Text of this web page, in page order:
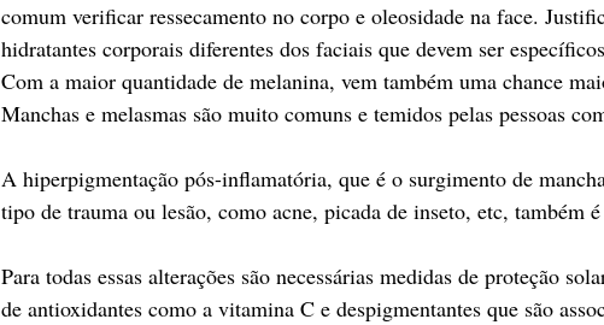
comum verificar ressecamento no corpo e oleosidade na face.
hidratantes corporais diferentes dos faciais que devem ser
Com a maior quantidade de melanina, vem também uma chance
Manchas e melasmas são muito comuns e temidos pelas pessoas
A hiperpigmentação pós-inflamatória, que é o surgimento de
tipo de trauma ou lesão, como acne, picada de inseto, etc, também
Para todas essas alterações são necessárias medidas de proteção
de antioxidantes como a vitamina C e despigmentantes que são